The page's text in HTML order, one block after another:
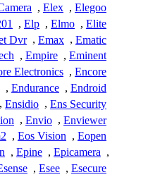
Elegoo
,
Elex
,
Elite
,
Elmo
,
Elp
,
Ematic
,
Emax
,
Dvr
Eminent
,
Empire
,
Encore
,
Electronics
Endroid
,
Endurance
,
Ens Security
,
Ensidio
,
Enviewer
,
Envio
,
Eopen
,
Eos Vision
,
,
Epicamera
,
Epine
,
Esecure
,
Esee
,